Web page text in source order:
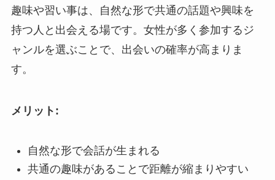
趣味や習い事は、自然な形で共通の話題や興味を
持つ人と出会える場です。女性が多く参加するジ
ャンルを選ぶことで、出会いの確率が高まりま
す。
メリット:
自然な形で会話が生まれる
共通の趣味があることで距離が縮まりやすい